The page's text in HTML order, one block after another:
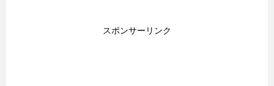
スポンサーリンク